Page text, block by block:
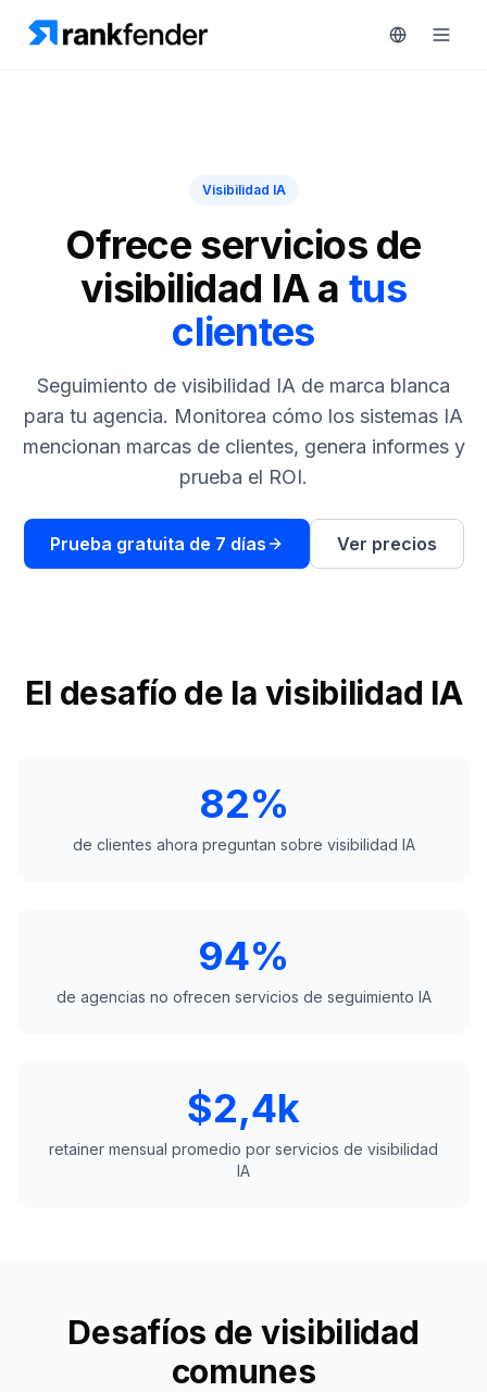
Engine
Seguimiento
de
de
Engine
Soluciones
Recursos
Precios
Visibilidad IA
Ofrece servicios de
visibilidad IA a tus
clientes
Seguimiento de visibilidad IA de marca blanca
para tu agencia. Monitorea cómo los sistemas IA
mencionan marcas de clientes, genera informes y
prueba el ROI.
Prueba gratuita de 7 días Ver precios
El desafío de la visibilidad IA
82%
de clientes ahora preguntan sobre visibilidad IA
94%
de agencias no ofrecen servicios de seguimiento IA
$2,4k
retainer mensual promedio por servicios de visibilidad
IA
Desafíos de visibilidad
comunes